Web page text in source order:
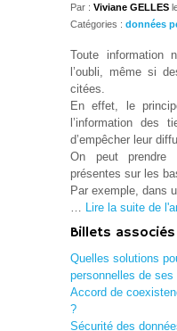
Par : Viviane GELLES
Catégories : données
Toute information
l’oubli, même si
citées.
En effet, le
l’information des
d’empêcher leur
On peut prendre
présentes sur les
Par exemple, dans
… Lire la suite de
Billets associés
Quelles solutions
personnelles de
Accord de
?
Sécurité des